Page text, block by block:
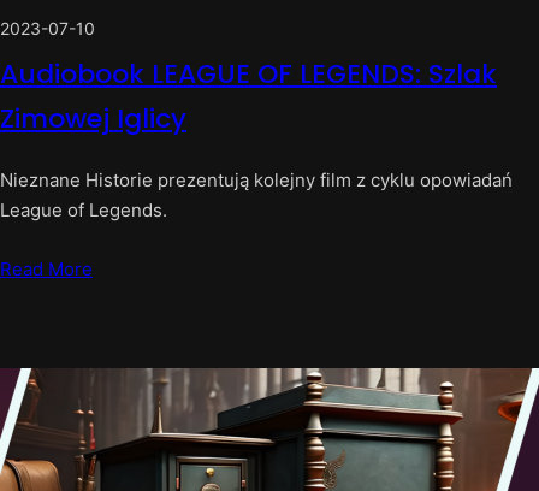
2023-07-10
Audiobook LEAGUE OF LEGENDS: Szlak
Zimowej Iglicy
Nieznane Historie prezentują kolejny film z cyklu opowiadań
League of Legends.
Read More